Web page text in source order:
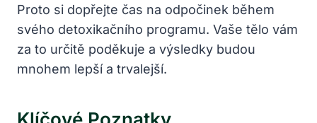
Proto si dopřejte čas na odpočinek během
svého detoxikačního programu. Vaše tělo vám
za to určitě poděkuje a výsledky budou
mnohem lepší a trvalejší.